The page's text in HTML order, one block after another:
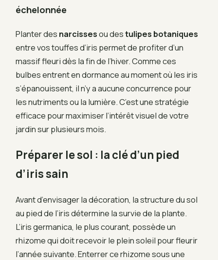
échelonnée
Planter des narcissesou destulipes botaniques
entre vos touffes d’iris permet de profiter d’un
massif fleuri dès la fin de l’hiver. Comme ces
bulbes entrent en dormance au moment où les iris
s’épanouissent, il n’y a aucune concurrence pour
les nutriments ou la lumière. C’est une stratégie
efficace pour maximiser l’intérêt visuel de votre
jardin sur plusieurs mois.
Préparer le sol : la clé d’un pied
d’iris sain
Avant d’envisager la décoration, la structure du sol
au pied de l’iris détermine la survie de la plante.
L’iris germanica, le plus courant, possède un
rhizome qui doit recevoir le plein soleil pour fleurir
l’année suivante. Enterrer ce rhizome sous une